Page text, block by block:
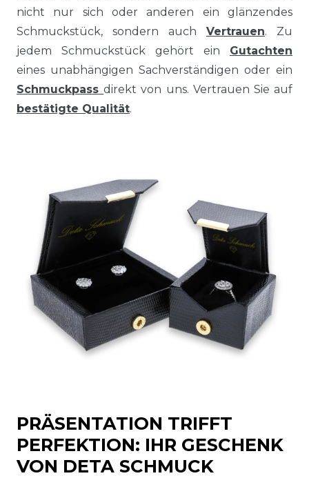
nicht nur sich oder anderen ein glänzendes
Schmuckstück, sondern auch Vertrauen. Zu
jedem Schmuckstück gehört ein Gutachten
eines unabhängigen Sachverständigen oder ein
Schmuckpassdirekt von uns. Vertrauen Sie auf
bestätigte Qualität.
PRÄSENTATION TRIFFT
PERFEKTION: IHR GESCHENK
VON DETA SCHMUCK